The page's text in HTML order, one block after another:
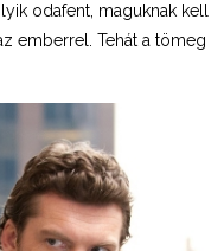
odafent, maguknak kell
emberrel. Tehát a tömeg